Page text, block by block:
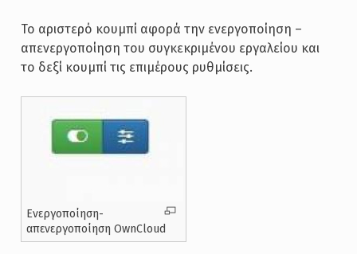
Το αριστερό κουμπί αφορά την ενεργοποίηση –
απενεργοποίηση του συγκεκριμένου εργαλείου και
το δεξί κουμπί τις επιμέρους ρυθμίσεις.
Ενεργοποίηση-
απενεργοποίηση OwnCloud